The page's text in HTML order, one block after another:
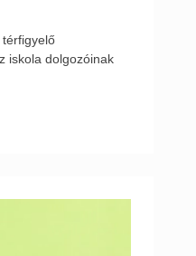
iskola dolgozóinak